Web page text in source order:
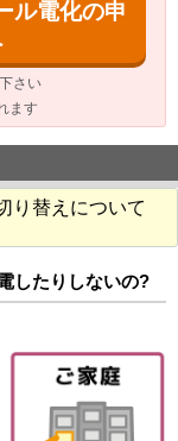
ル電化の申
さい
ます
り替えについて
したりしないの?